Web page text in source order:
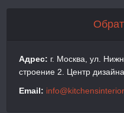
Адрес: г. Москва, ул.
строение 2. Центр
Email: